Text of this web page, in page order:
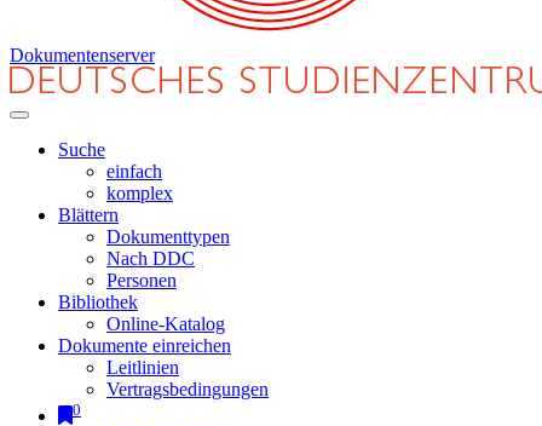
Dokumentenserver
Suche
einfach
komplex
Blättern
Dokumenttypen
Nach DDC
Personen
Bibliothek
Online-Katalog
Dokumente einreichen
Leitlinien
Vertragsbedingungen
0